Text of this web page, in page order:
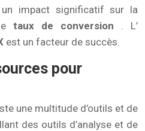
impact significatif sur la
taux de conversion . L’
est un facteur de succès.
pour
une multitude d’outils et de
des outils d’analyse et de